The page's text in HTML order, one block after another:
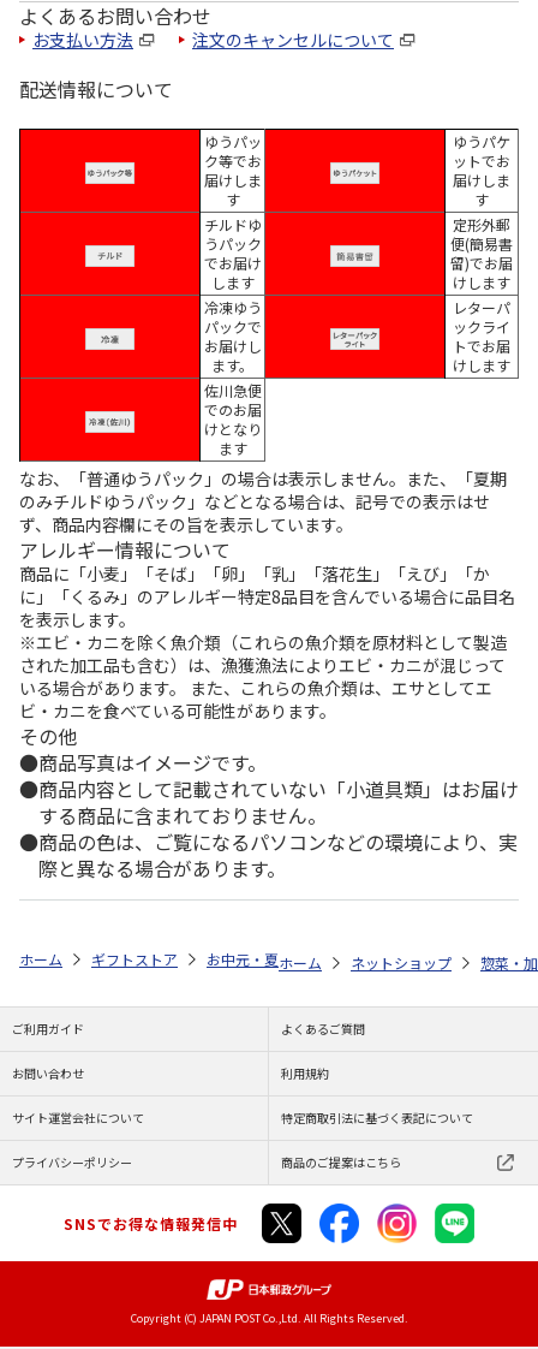
よくあるお問い合わせ
お支払い方法 注文のキャンセルについて
配送情報について
ゆうパッ
ク等でお
届けしま
す
ゆうパケ
ットでお
届けしま
す
チルドゆ
うパック
でお届け
します
定形外郵
便(簡易書
留)でお届
けします
冷凍ゆう
パックで
お届けし
ます。
レターパ
ックライ
トでお届
けします
佐川急便
でのお届
けとなり
ます
なお、「普通ゆうパック」の場合は表示しません。また、「夏期
のみチルドゆうパック」などとなる場合は、記号での表示はせ
ず、商品内容欄にその旨を表示しています。
アレルギー情報について
商品に「小麦」「そば」「卵」「乳」「落花生」「えび」「か
に」「くるみ」のアレルギー特定8品目を含んでいる場合に品目名
を表示します。
※エビ・カニを除く魚介類（これらの魚介類を原材料として製造
された加工品も含む）は、漁獲漁法によりエビ・カニが混じって
いる場合があります。 また、これらの魚介類は、エサとしてエ
ビ・カニを食べている可能性があります。
その他
商品写真はイメージです。
商品内容として記載されていない「小道具類」はお届け
する商品に含まれておりません。
商品の色は、ご覧になるパソコンなどの環境により、実
際と異なる場合があります。
ホーム ギフトストア お中元・夏ギフト特集 2026 ゆうゆうギフト
ホーム ネットショップ 惣菜・
ご利用ガイド よくあるご質問
お問い合わせ 利用規約
サイト運営会社について 特定商取引法に基づく表記について
プライバシーポリシー 商品のご提案はこちら
SNSでお得な情報発信中
Copyright (C) JAPAN POST Co.,Ltd. All Rights Reserved.